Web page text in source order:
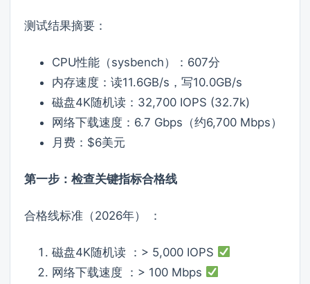
测试结果摘要：
CPU性能（sysbench）：607分
内存速度：读11.6GB/s，写10.0GB/s
磁盘4K随机读：32,700 IOPS (32.7k)
网络下载速度：6.7 Gbps（约6,700 Mbps）
月费：$6美元
第一步：检查关键指标合格线
合格线标准（2026年） ：
磁盘4K随机读 ：> 5,000 IOPS
网络下载速度 ：> 100 Mbps